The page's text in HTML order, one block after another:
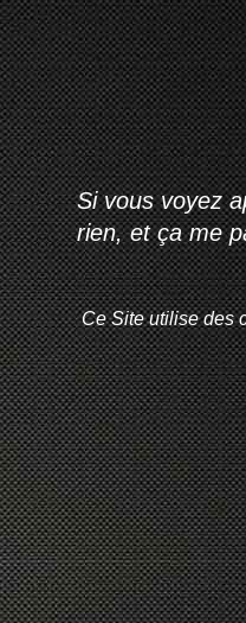
Si vous voyez
rien, et ça me
Ce Site utilise des